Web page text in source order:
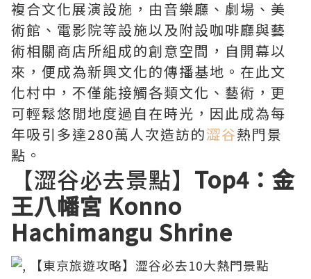
複合文化展演設施，由音樂廳、劇場、美
術館、電影院等設施以及附設咖啡廳與藝
術相關商店所組成的創意空間，自開幕以
來，便成為新興文化的傳播基地。在此文
化村中，不僅能接觸各類文化、藝術，更
可輕鬆悠閒地度過自在時光，因此成為每
年吸引多達280萬人次造訪的澀谷熱門景
點。
【澀谷必去景點】 Top4：金
王八幡宮 Konno
Hachimangu Shrine